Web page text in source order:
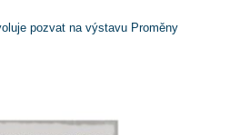
pozvat na výstavu Proměny